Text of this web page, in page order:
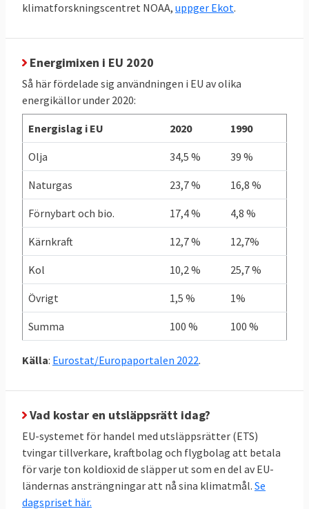
TABELL 4.
2011 2021 Förändring
EU-genomsnitt 3,21 2,93 - 9 %
Sverige
5,03
4,21
toe
- 16 %
Källor: Klicka på länkarna i tabellen för att se
källa.
Grekland redan i mål
I graf 1 nedan framgår att Grekland som
enda land redan uppnått sitt klimatmål när
ligger på trettonde plats i den ligan. I botten
återfinns Malta, Cypern och Bulgarien.
klimatforskningscentret NOAA, uppger Ekot.
Energimixen i EU 2020
Så här fördelade sig användningen i EU av olika
energikällor under 2020:
Energislag i EU 2020 1990
Olja 34,5 % 39 %
Naturgas 23,7 % 16,8 %
Förnybart och bio. 17,4 % 4,8 %
Kärnkraft 12,7 % 12,7%
Kol 10,2 % 25,7 %
Övrigt 1,5 % 1%
Summa 100 % 100 %
Källa: Eurostat/Europaportalen 2022.
Vad kostar en utsläppsrätt idag?
EU-systemet för handel med utsläppsrätter (ETS)
tvingar tillverkare, kraftbolag och flygbolag att betala
för varje ton koldioxid de släpper ut som en del av EU-
ländernas ansträngningar att nå sina klimatmål. Se
dagspriset här.